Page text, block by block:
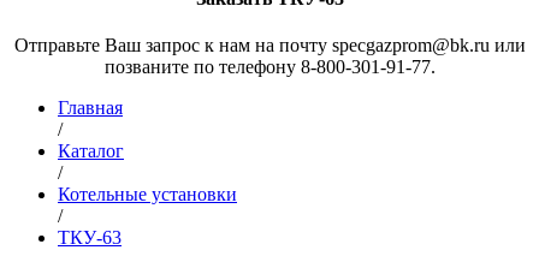
Отправьте Ваш запрос к нам на почту specgazprom@bk.ru или
позваните по телефону 8-800-301-91-77.
Главная
/
Каталог
/
Котельные установки
/
ТКУ-63